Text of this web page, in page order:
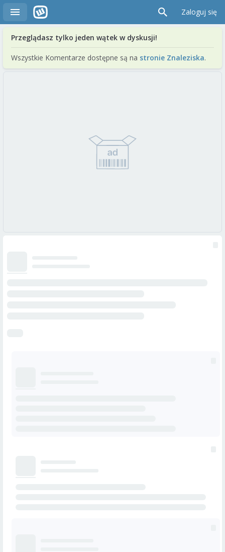
Zaloguj się
Przeglądasz tylko jeden wątek w dyskusji!
Wszystkie Komentarze dostępne są na stronie Znaleziska.